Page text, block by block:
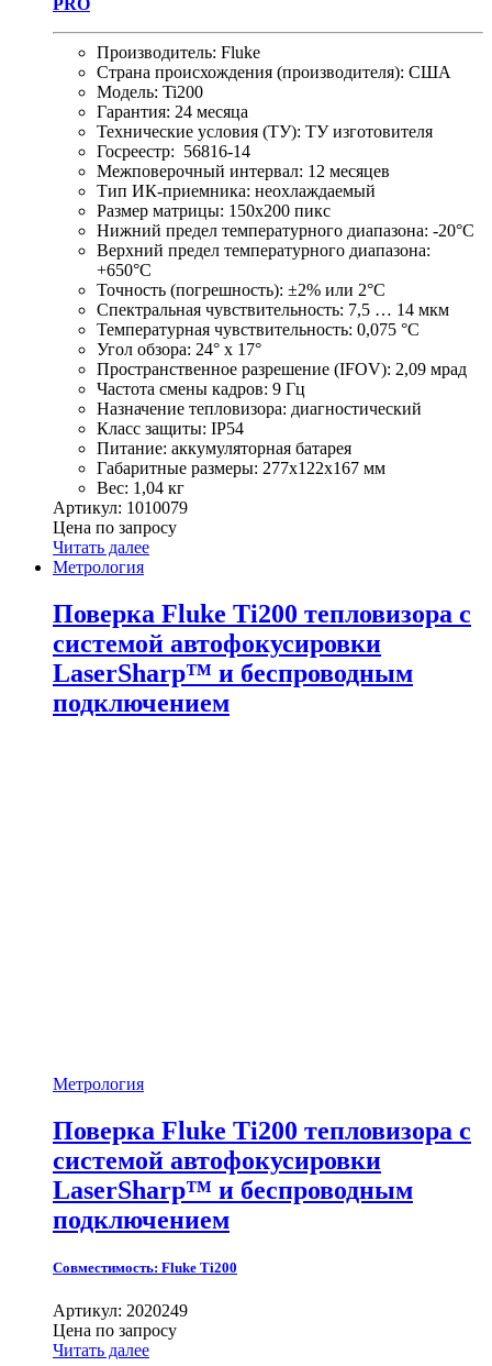
PRO
Производитель: Fluke
Страна происхождения (производителя): США
Модель: Ti200
Гарантия: 24 месяца
Технические условия (ТУ): ТУ изготовителя
Госреестр: 56816-14
Межповерочный интервал: 12 месяцев
Тип ИК-приемника: неохлаждаемый
Размер матрицы: 150х200 пикс
Нижний предел температурного диапазона: -20°C
Верхний предел температурного диапазона:
+650°C
Точность (погрешность): ±2% или 2°C
Спектральная чувствительность: 7,5 … 14 мкм
Температурная чувствительность: 0,075 °С
Угол обзора: 24° x 17°
Пространственное разрешение (IFOV): 2,09 мрад
Частота смены кадров: 9 Гц
Назначение тепловизора: диагностический
Класс защиты: IP54
Питание: аккумуляторная батарея
Габаритные размеры: 277x122x167 мм
Вес: 1,04 кг
Артикул: 1010079
Цена по запросу
Читать далее
Метрология
Поверка Fluke Ti200 тепловизора с
системой автофокусировки
LaserSharp™ и беспроводным
подключением
Метрология
Поверка Fluke Ti200 тепловизора с
системой автофокусировки
LaserSharp™ и беспроводным
подключением
Совместимость: Fluke Ti200
Артикул: 2020249
Цена по запросу
Читать далее